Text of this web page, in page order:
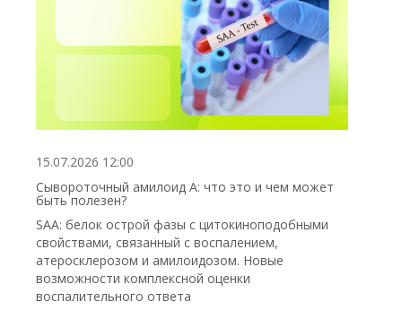
15.07.2026 12:00
Сывороточный амилоид А: что это и чем может
быть полезен?
SAA: белок острой фазы с цитокиноподобными
свойствами, связанный с воспалением,
атеросклерозом и амилоидозом. Новые
возможности комплексной оценки
воспалительного ответа